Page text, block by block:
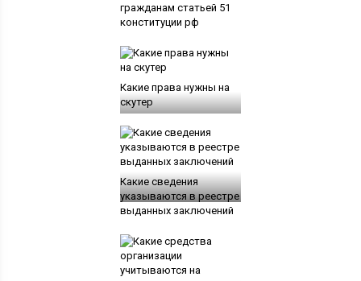
гражданам статьей 51
конституции рф
Какие права нужны на
скутер
Какие сведения
указываются в реестре
выданных заключений